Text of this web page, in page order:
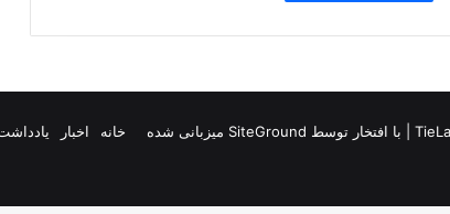
| با افتخار توسط SiteGround میزبانی شده خانه اخبار